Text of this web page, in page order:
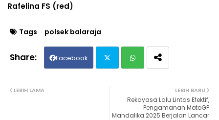
Rafelina FS (red)
Tags polsek balaraja
Facebook
ats
LEBIH BARU
Rekayasa Lalu Lintas Efektif,
Pengamanan MotoGP
Mandalika 2025 Berjalan Lancar
LEBIH LAMA